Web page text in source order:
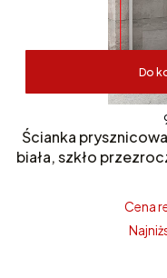
Do
Ścianka
biała, szkło
Cena